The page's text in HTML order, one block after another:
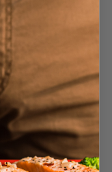
-
Basaltuntersetzern